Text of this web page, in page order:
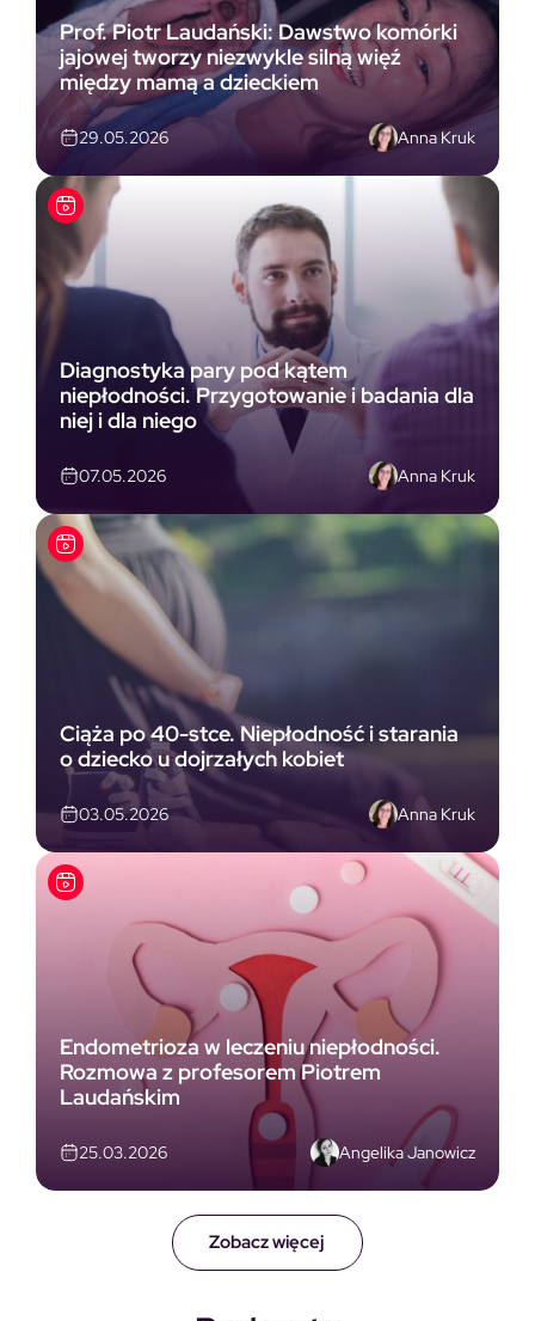
Zobacz więcej
Prof. Piotr Laudański: Dawstwo komórki
jajowej tworzy niezwykle silną więź
między mamą a dzieckiem
29.05.2026 Anna Kruk
Diagnostyka pary pod kątem
niepłodności. Przygotowanie i badania dla
niej i dla niego
07.05.2026 Anna Kruk
Ciąża po 40-stce. Niepłodność i starania
o dziecko u dojrzałych kobiet
03.05.2026 Anna Kruk
Endometrioza w leczeniu niepłodności.
Rozmowa z profesorem Piotrem
Laudańskim
25.03.2026 Angelika Janowicz